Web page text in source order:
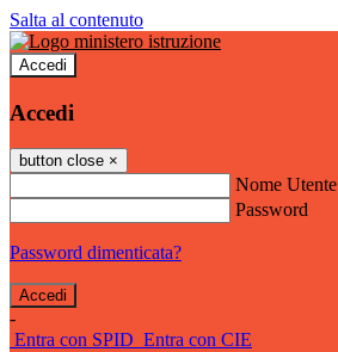
Salta al contenuto
Accedi
Accedi
button close ×
Nome Utente
Password
Password dimenticata?
-
Entra con SPID Entra con CIE